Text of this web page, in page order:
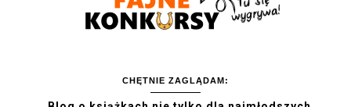
CHĘTNIE ZAGLĄDAM: